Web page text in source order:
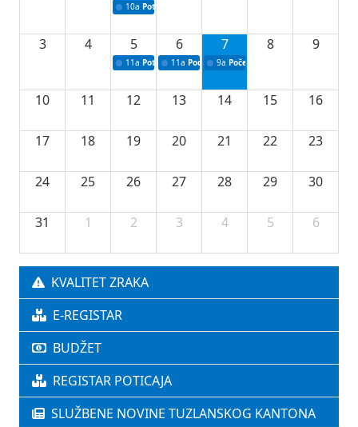
10a Potpisivanje ugovora sa neprofitnim
3 4 5
11a Potpisivanje ugovora o stipendijama za
6
11a Podrška razvoju vodne infrastrukture u
7
9a Početak izgradnje nove
8 9
10 11 12 13 14 15 16
17 18 19 20 21 22 23
24 25 26 27 28 29 30
31 1 2 3 4 5 6
KVALITET ZRAKA
E-REGISTAR
BUDŽET
REGISTAR POTICAJA
SLUŽBENE NOVINE TUZLANSKOG KANTONA